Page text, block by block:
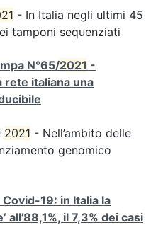
- In Italia negli ultimi 45
tamponi sequenziati
N°65/2021 -
rete italiana una
2021 - Nell’ambito delle
genomico
Covid-19: in Italia la
all’88,1%, il 7,3% dei casi